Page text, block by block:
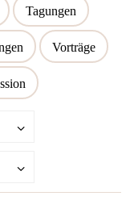
Tagungen
Vorträge